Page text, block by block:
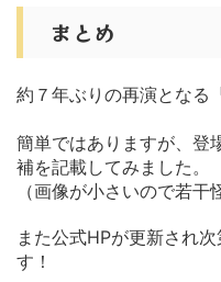
まとめ
約７年ぶりの再演となる
簡単ではありますが、登
補を記載してみました。
（画像が小さいので若干
また公式HPが更新され
す！